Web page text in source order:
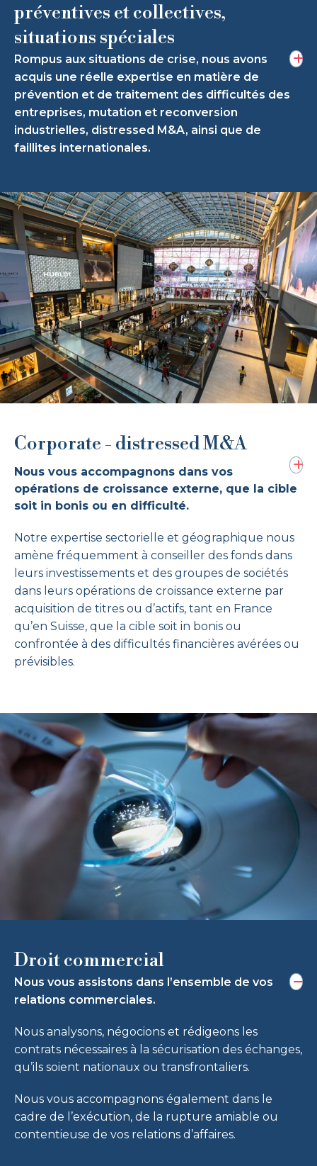
préventives et collectives,
situations spéciales
Rompus aux situations de crise, nous avons
acquis une réelle expertise en matière de
prévention et de traitement des difficultés des
entreprises, mutation et reconversion
industrielles, distressed M&A, ainsi que de
faillites internationales.
Corporate - distressed M&A
Nous vous accompagnons dans vos
opérations de croissance externe, que la cible
soit in bonis ou en difficulté.
Notre expertise sectorielle et géographique nous
amène fréquemment à conseiller des fonds dans
leurs investissements et des groupes de sociétés
dans leurs opérations de croissance externe par
acquisition de titres ou d’actifs, tant en France
qu’en Suisse, que la cible soit in bonis ou
confrontée à des difficultés financières avérées ou
prévisibles.
Droit commercial
Nous vous assistons dans l’ensemble de vos
relations commerciales.
Nous analysons, négocions et rédigeons les
contrats nécessaires à la sécurisation des échanges,
qu’ils soient nationaux ou transfrontaliers.
Nous vous accompagnons également dans le
cadre de l’exécution, de la rupture amiable ou
contentieuse de vos relations d’affaires.